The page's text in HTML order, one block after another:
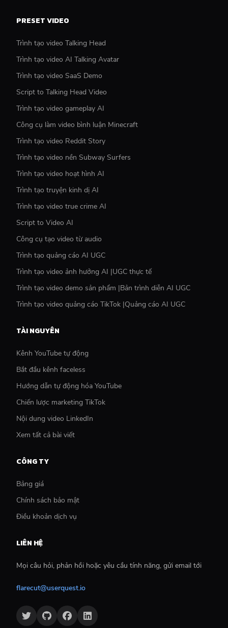
PRESET VIDEO
Trình tạo video Talking Head
Trình tạo video AI Talking Avatar
Trình tạo video SaaS Demo
Script to Talking Head Video
Trình tạo video gameplay AI
Công cụ làm video bình luận Minecraft
Trình tạo video Reddit Story
Trình tạo video nền Subway Surfers
Trình tạo video hoạt hình AI
Trình tạo truyện kinh dị AI
Trình tạo video true crime AI
Script to Video AI
Công cụ tạo video từ audio
Trình tạo quảng cáo AI UGC
Trình tạo video ảnh hưởng AI |UGC thực tế
Trình tạo video demo sản phẩm |Bản trình diễn AI UGC
Trình tạo video quảng cáo TikTok |Quảng cáo AI UGC
TÀI NGUYÊN
Kênh YouTube tự động
Bắt đầu kênh faceless
Hướng dẫn tự động hóa YouTube
Chiến lược marketing TikTok
Nội dung video LinkedIn
Xem tất cả bài viết
CÔNG TY
Bảng giá
Chính sách bảo mật
Điều khoản dịch vụ
LIÊN HỆ
Mọi câu hỏi, phản hồi hoặc yêu cầu tính năng, gửi email tới
flarecut@userquest.io